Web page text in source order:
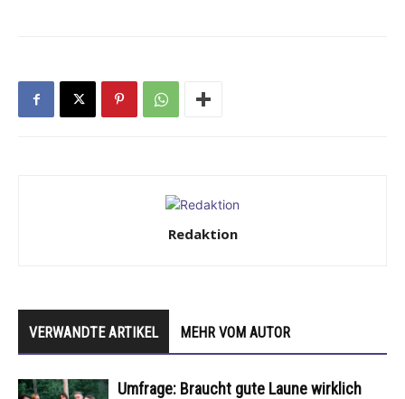
Redaktion
VERWANDTE ARTIKEL MEHR VOM AUTOR
Umfrage: Braucht gute Laune wirklich